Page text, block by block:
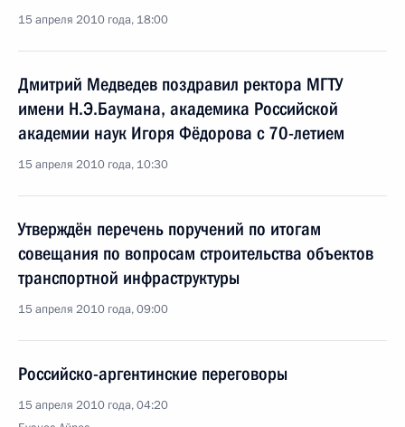
15 апреля 2010 года, 18:00
Дмитрий Медведев поздравил ректора МГТУ
имени Н.Э.Баумана, академика Российской
академии наук Игоря Фёдорова с 70-летием
15 апреля 2010 года, 10:30
Утверждён перечень поручений по итогам
совещания по вопросам строительства объектов
транспортной инфраструктуры
15 апреля 2010 года, 09:00
Российско-аргентинские переговоры
15 апреля 2010 года, 04:20